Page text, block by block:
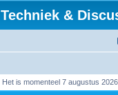
Techniek &
Het is momenteel 7 augustus